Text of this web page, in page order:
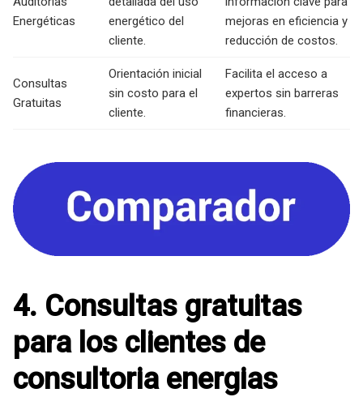
Energéticas
energético del
cliente.
mejoras en eficiencia y
reducción de costos.
Consultas
Gratuitas
Orientación inicial
sin costo para el
cliente.
Facilita el acceso a
expertos sin barreras
financieras.
4. Consultas gratuitas
para los clientes de
consultoria energias